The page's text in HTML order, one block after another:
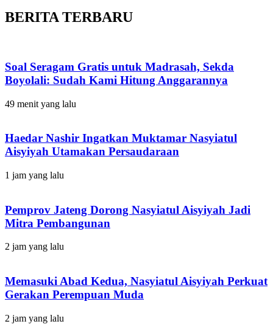
BERITA TERBARU
Soal Seragam Gratis untuk Madrasah, Sekda
Boyolali: Sudah Kami Hitung Anggarannya
49 menit yang lalu
Haedar Nashir Ingatkan Muktamar Nasyiatul
Aisyiyah Utamakan Persaudaraan
1 jam yang lalu
Pemprov Jateng Dorong Nasyiatul Aisyiyah Jadi
Mitra Pembangunan
2 jam yang lalu
Memasuki Abad Kedua, Nasyiatul Aisyiyah Perkuat
Gerakan Perempuan Muda
2 jam yang lalu